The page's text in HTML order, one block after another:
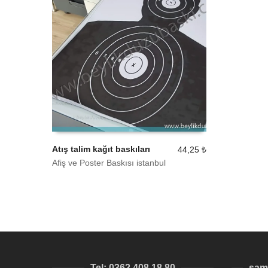
SEPETE EKLE
Atış talim kağıt baskıları
Afiş ve Poster Baskısı istanbul
44,25 ₺